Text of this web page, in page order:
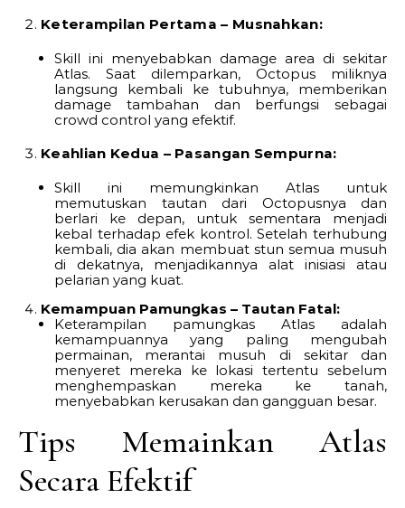
Keterampilan Pertama – Musnahkan:
Skill ini menyebabkan damage area di sekitar
Atlas. Saat dilemparkan, Octopus miliknya
langsung kembali ke tubuhnya, memberikan
damage tambahan dan berfungsi sebagai
crowd control yang efektif.
Keahlian Kedua – Pasangan Sempurna:
Skill ini memungkinkan Atlas untuk
memutuskan tautan dari Octopusnya dan
berlari ke depan, untuk sementara menjadi
kebal terhadap efek kontrol. Setelah terhubung
kembali, dia akan membuat stun semua musuh
di dekatnya, menjadikannya alat inisiasi atau
pelarian yang kuat.
Kemampuan Pamungkas – Tautan Fatal:
Keterampilan pamungkas Atlas adalah
kemampuannya yang paling mengubah
permainan, merantai musuh di sekitar dan
menyeret mereka ke lokasi tertentu sebelum
menghempaskan mereka ke tanah,
menyebabkan kerusakan dan gangguan besar.
Tips Memainkan Atlas
Secara Efektif